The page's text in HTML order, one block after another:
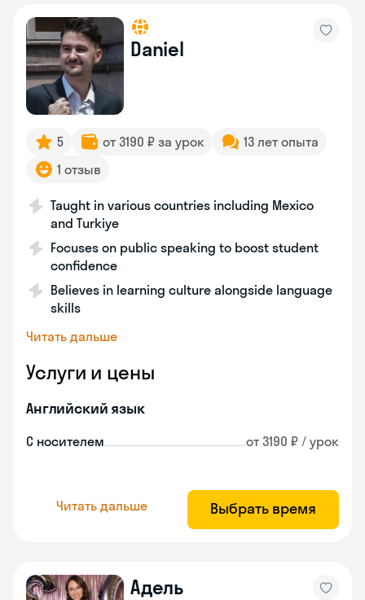
Daniel
5 от 3190 ₽ за урок
13 лет опыта
1 отзыв
Taught in various countries including Mexico
and Turkiye
Focuses on public speaking to boost student
confidence
Believes in learning culture alongside language
skills
Читать дальше
Услуги и цены
Английский язык
С носителем от 3190 ₽ / урок
Читать дальше Выбрать время
Адель